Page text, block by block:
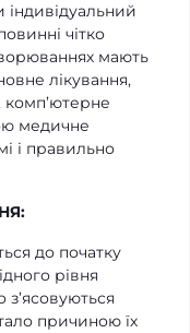
індивідуальний
чітко
мають
лікування,
комп’ютерне
медичне
і правильно
до початку
рівня
з’ясовуються
причиною їх